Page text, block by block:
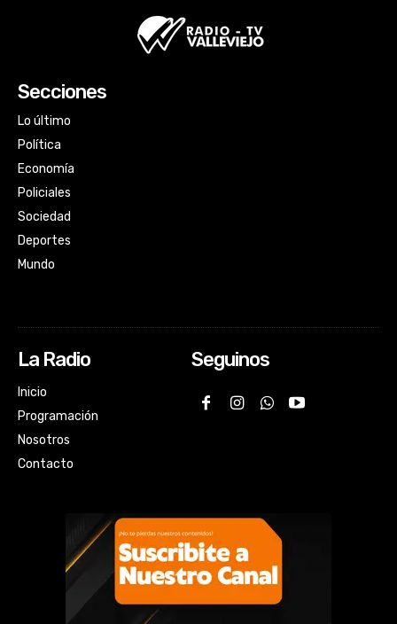
Secciones
Lo último
Política
Economía
Policiales
Sociedad
Deportes
Mundo
La Radio
Inicio
Programación
Nosotros
Contacto
Seguinos